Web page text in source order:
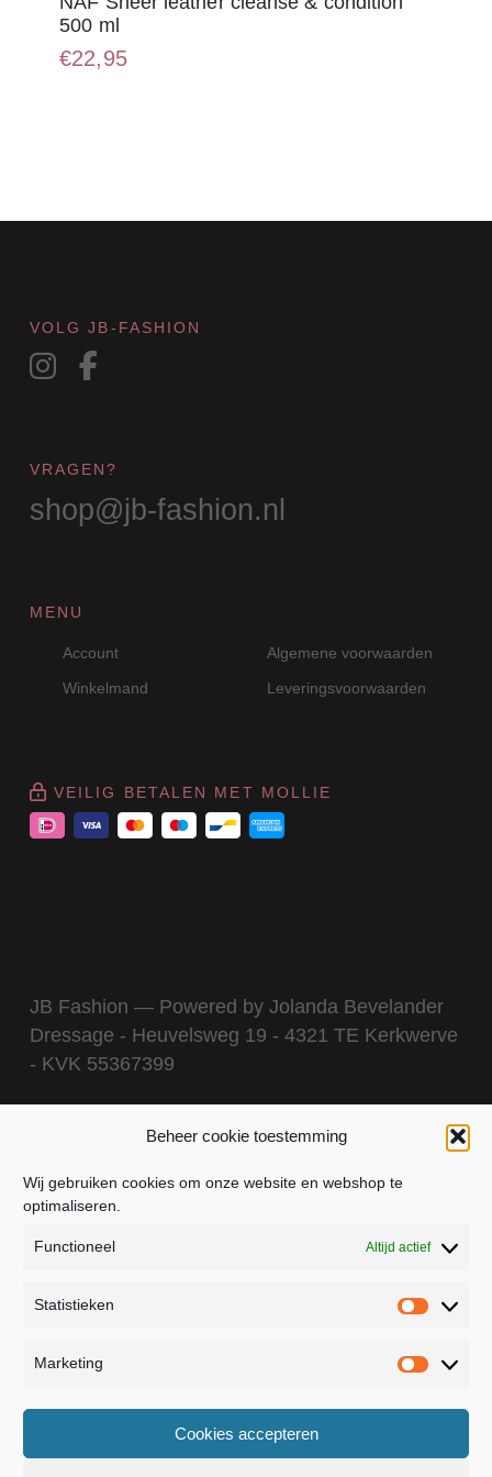
Beheer cookie toestemming
Wij gebruiken cookies om onze website en webshop te
optimaliseren.
Functioneel Altijd actief
Statistieken
Marketing
Cookies accepteren
500 ml
€22,95
VOLG JB-FASHION
VRAGEN?
shop@jb-fashion.nl
MENU
Account
Algemene voorwaarden
Winkelmand
Leveringsvoorwaarden
VEILIG BETALEN MET MOLLIE
JB Fashion — Powered by Jolanda Bevelander
Dressage - Heuvelsweg 19 - 4321 TE Kerkwerve
- KVK 55367399